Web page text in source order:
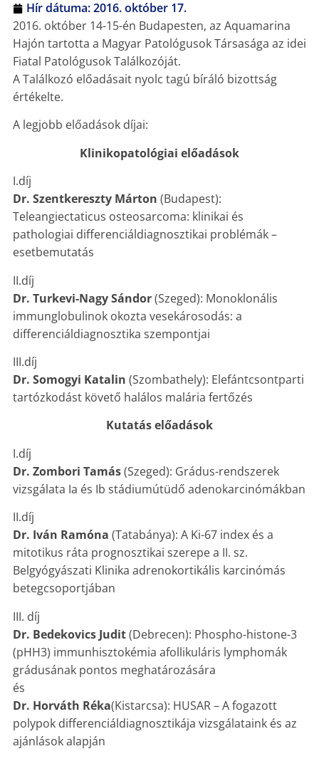
Hír dátuma:2016. október 17.
2016. október 14-15-én Budapesten, az Aquamarina
Hajón tartotta a Magyar Patológusok Társasága az idei
Fiatal Patológusok Találkozóját.
A Találkozó előadásait nyolc tagú bíráló bizottság
értékelte.
A legjobb előadások díjai:
Klinikopatológiai előadások
I.díj
Dr. Szentkereszty Márton (Budapest):
Teleangiectaticus osteosarcoma: klinikai és
pathologiai differenciáldiagnosztikai problémák –
esetbemutatás
II.díj
Dr. Turkevi-Nagy Sándor(Szeged): Monoklonális
immunglobulinok okozta vesekárosodás: a
differenciáldiagnosztika szempontjai
III.díj
Dr. Somogyi Katalin (Szombathely): Elefántcsontparti
tartózkodást követő halálos malária fertőzés
Kutatás előadások
I.díj
Dr. Zombori Tamás(Szeged): Grádus-rendszerek
vizsgálata Ia és Ib stádiumútüdő adenokarcinómákban
II.díj
Dr. Iván Ramóna (Tatabánya): A Ki-67 index és a
mitotikus ráta prognosztikai szerepe a II. sz.
Belgyógyászati Klinika adrenokortikális karcinómás
betegcsoportjában
III. díj
Dr. Bedekovics Judit(Debrecen): Phospho-histone-3
(pHH3) immunhisztokémia afollikuláris lymphomák
grádusának pontos meghatározására
és
Dr. Horváth Réka(Kistarcsa): HUSAR – A fogazott
polypok differenciáldiagnosztikája vizsgálataink és az
ajánlások alapján